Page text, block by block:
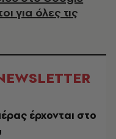
για όλες τις
έρχονται στο